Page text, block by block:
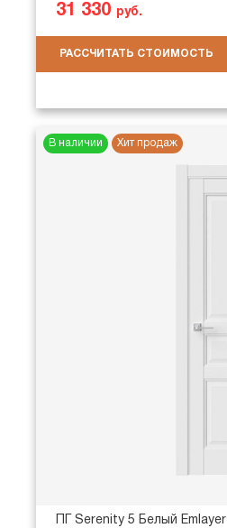
31 330 руб.
РАССЧИТАТЬ СТОИМОСТЬ
В наличии Хит продаж
ПГ Serenity 5 Белый Emlayer